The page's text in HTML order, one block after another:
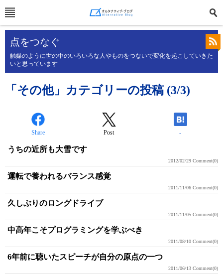
点をつなぐ
触媒のように世の中のいろいろな人やものをつないで変化を起こしていきた
いと思っています
「その他」カテゴリーの投稿 (3/3)
Share Post -
うちの近所も大雪です
2012/02/29 Comment(0)
運転で養われるバランス感覚
2011/11/06 Comment(0)
久しぶりのロングドライブ
2011/11/05 Comment(0)
中高年こそプログラミングを学ぶべき
2011/08/10 Comment(0)
6年前に聴いたスピーチが自分の原点の一つ
2011/06/13 Comment(0)